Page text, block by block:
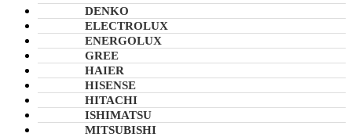
DENKO
ELECTROLUX
ENERGOLUX
GREE
HAIER
HISENSE
HITACHI
ISHIMATSU
MITSUBISHI